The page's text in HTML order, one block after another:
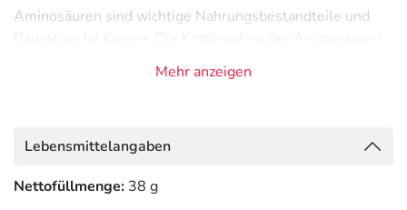
Aminosäuren sind wichtige Nahrungsbestandteile und
Carnitin und Taurin ist ideal zur ergänzenden Versorgung
daher mit der Nahrung aufgenommen werden. Der Körper
wichtigen Botenstoffen im Nervensystem.
Mehr anzeigen
Lebensmittelangaben
Nettofüllmenge: 38 g